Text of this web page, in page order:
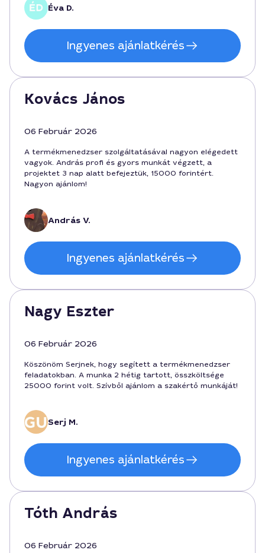
Éva D.
Ingyenes ajánlatkérés
Kovács János
06 Február 2026
A termékmenedzser szolgáltatásával nagyon elégedett
vagyok. András profi és gyors munkát végzett, a
projektet 3 nap alatt befejeztük, 15000 forintért.
Nagyon ajánlom!
András V.
Ingyenes ajánlatkérés
Nagy Eszter
06 Február 2026
Köszönöm Serjnek, hogy segített a termékmenedzser
feladatokban. A munka 2 hétig tartott, összköltsége
25000 forint volt. Szívből ajánlom a szakértő munkáját!
Serj M.
Ingyenes ajánlatkérés
Tóth András
06 Február 2026